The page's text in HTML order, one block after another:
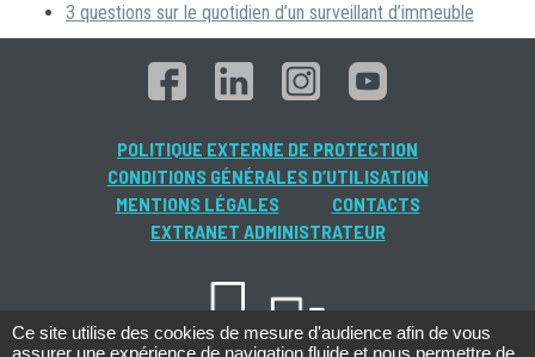
3 questions sur le quotidien d’un surveillant d’immeuble
POLITIQUE EXTERNE DE PROTECTION
CONDITIONS GÉNÉRALES D’UTILISATION
MENTIONS LÉGALES
CONTACTS
EXTRANET ADMINISTRATEUR
Ce site utilise des cookies de mesure d'audience afin de vous
assurer une expérience de navigation fluide et nous permettre de